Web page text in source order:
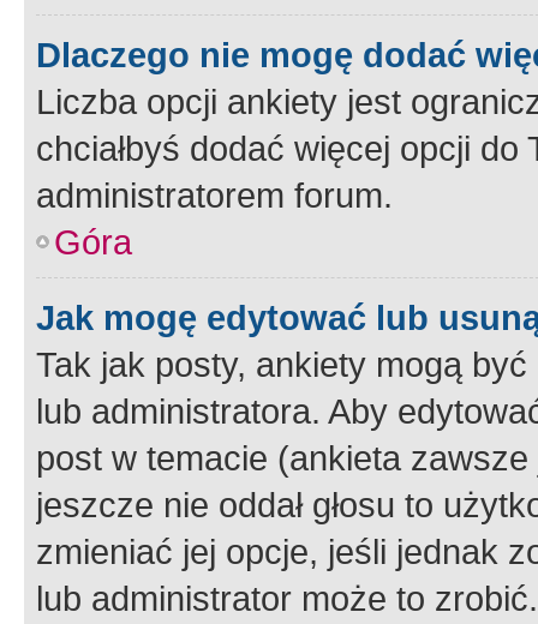
Dlaczego nie mogę dodać
Liczba opcji ankiety jest
chciałbyś dodać więcej opcji
administratorem forum.
Góra
Jak mogę edytować lub
Tak jak posty, ankiety mogą
lub administratora. Aby
post w temacie (ankieta
jeszcze nie oddał głosu to
zmieniać jej opcje, jeśli jednak
lub administrator może to